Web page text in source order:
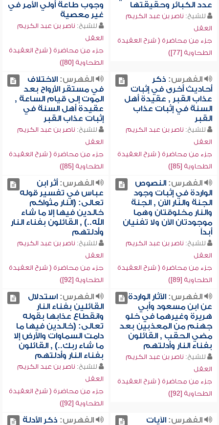
عدد الكبائر وحقيقتها
للشيخ: ناصر بن عبد الكريم
العقل
جزء من محاضرة ( شرح العقيدة
الطحاوية [77])
وجوب طاعة أولي الأمر في
غير معصية
للشيخ: ناصر بن عبد الكريم
العقل
جزء من محاضرة ( شرح العقيدة
الطحاوية [80])
الفهرس: ذكر
أحاديث أخرى في إثبات
عذاب القبر , عقيدة أهل
السنة في إثبات عذاب
القبر
للشيخ: ناصر بن عبد الكريم
العقل
جزء من محاضرة ( شرح العقيدة
الطحاوية [85])
الفهرس:الاختلاف
في مستقر الأرواح بعد
الموت إلى قيام الساعة ,
عقيدة أهل السنة في
إثبات عذاب القبر
للشيخ: ناصر بن عبد الكريم
العقل
جزء من محاضرة ( شرح العقيدة
الطحاوية [85])
الفهرس:النصوص
الواردة في إثبات وجود
الجنة والنار الآن , الجنة
والنار مخلوقتان وهما
موجودتان الآن ولا تفنيان
أبداً
للشيخ: ناصر بن عبد الكريم
العقل
جزء من محاضرة ( شرح العقيدة
الطحاوية [89])
الفهرس:أثر ابن
عباس في تفسير قوله
تعالى: (النار مثواكم
خالدين فيها إلا ما شاء
الله..) , القائلون بفناء النار
وأدلتهم
للشيخ: ناصر بن عبد الكريم
العقل
جزء من محاضرة ( شرح العقيدة
الطحاوية [92])
الفهرس:الآثار الواردة
عن ابن مسعود وأبي
هريرة وغيرهما في خلو
جهنم من المعذبين بعد
مضي الحقب , القائلون
بفناء النار وأدلتهم
للشيخ: ناصر بن عبد الكريم
العقل
جزء من محاضرة ( شرح العقيدة
الطحاوية [92])
الفهرس:استدلال
القائلين بفناء النار
وانقطاع عذابها بقوله
تعالى: (خالدين فيها ما
دامت السماوات والأرض إلا
ما شاء ربك..) , القائلون
بفناء النار وأدلتهم
للشيخ: ناصر بن عبد الكريم
العقل
جزء من محاضرة ( شرح العقيدة
الطحاوية [92])
الفهرس:الآيات
الفهرس: ذكر الأدلة